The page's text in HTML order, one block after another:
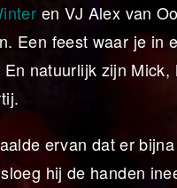
en VJ Alex van
Een feest waar je in
natuurlijk zijn
ervan dat er
hij de handen